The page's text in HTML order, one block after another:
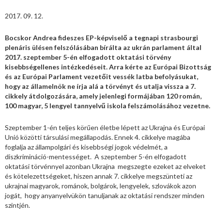
2017. 09. 12.
Bocskor Andrea fideszes EP-képviselő a tegnapi strasbourgi
plenáris ülésen felszólásában bírálta az ukrán parlament által
2017. szeptember 5-én elfogadott oktatási törvény
kisebbségellenes intézkedéseit. Arra kérte az Európai Bizottság
és az Európai Parlament vezetőit vessék latba befolyásukat,
hogy az államelnök ne írja alá a törvényt és utalja vissza a 7.
cikkely átdolgozására, amely jelenlegi formájában 120 román,
100 magyar, 5 lengyel tannyelvű iskola felszámolásához vezetne.
Szeptember 1-én teljes körűen életbe lépett az Ukrajna és Európai
Unió közötti társulási megállapodás. Ennek 4. cikkelye magába
foglalja az állampolgári és kisebbségi jogok védelmét, a
diszkrimináció-mentességet. A szeptember 5-én elfogadott
oktatási törvénnyel azonban Ukrajna megszegte ezeket az elveket
és kötelezettségeket, hiszen annak 7. cikkelye megszünteti az
ukrajnai magyarok, románok, bolgárok, lengyelek, szlovákok azon
jogát, hogy anyanyelvükön tanuljanak az oktatási rendszer minden
szintjén.